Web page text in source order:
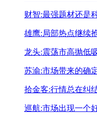
财智:最强题材还是
雄鹰:局部热点继续
龙头:震荡市高抛低
苏渝:市场带来的确
拾金客:行情总在纠
巡航:市场出现一个